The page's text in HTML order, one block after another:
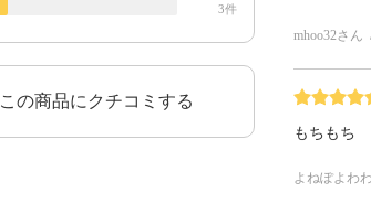
3件
この商品にクチコミする
mhoo32さん
もちもち
よねぽよわ